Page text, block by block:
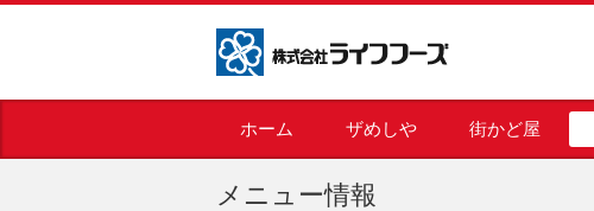
ホーム ザめしや 街かど屋
メニュー情報